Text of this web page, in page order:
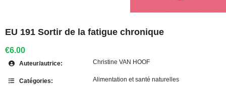
EU 191 Sortir de la fatigue chronique
€6.00
Auteur/autrice: Christine VAN HOOF
Catégories: Alimentation et santé naturelles